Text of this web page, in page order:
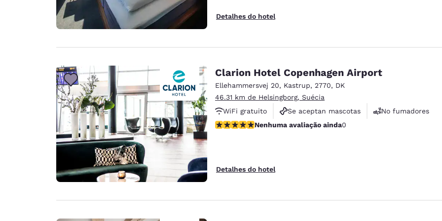
Detalhes do hotel
Clarion Hotel Copenhagen Airport
Ellehammersvej 20, Kastrup, 2770, DK
46.31 km de Helsingborg, Suécia
WiFi gratuito
Se aceptan mascotas
No fumadores
Nenhuma avaliação ainda
Nenhuma avaliação ainda0
Detalhes do hotel